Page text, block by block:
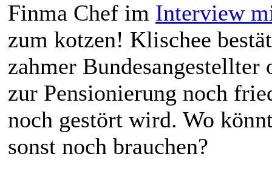
Finma Chef im Interview
zum kotzen! Klischee
zahmer
zur Pensionierung noch
noch gestört wird. Wo
sonst noch brauchen?